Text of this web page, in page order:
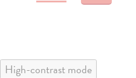
High-contrast mode